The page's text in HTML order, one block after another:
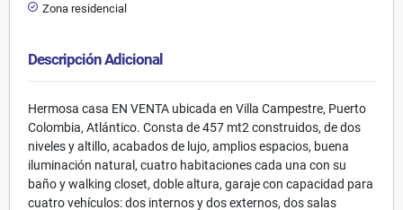
Zona residencial
Descripción Adicional
Hermosa casa EN VENTA ubicada en Villa Campestre, Puerto
Colombia, Atlántico. Consta de 457 mt2 construidos, de dos
niveles y altillo, acabados de lujo, amplios espacios, buena
iluminación natural, cuatro habitaciones cada una con su
baño y walking closet, doble altura, garaje con capacidad para
cuatro vehículos: dos internos y dos externos, dos salas